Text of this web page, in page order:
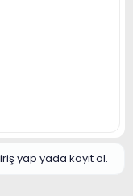
yap yada kayıt ol.